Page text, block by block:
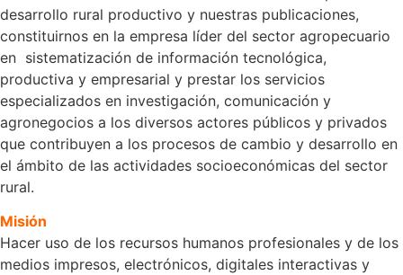
desarrollo rural productivo y nuestras publicaciones,
constituirnos en la empresa líder del sector agropecuario
en sistematización de información tecnológica,
productiva y empresarial y prestar los servicios
especializados en investigación, comunicación y
agronegocios a los diversos actores públicos y privados
que contribuyen a los procesos de cambio y desarrollo en
el ámbito de las actividades socioeconómicas del sector
rural.
Misión
Hacer uso de los recursos humanos profesionales y de los
medios impresos, electrónicos, digitales interactivas y